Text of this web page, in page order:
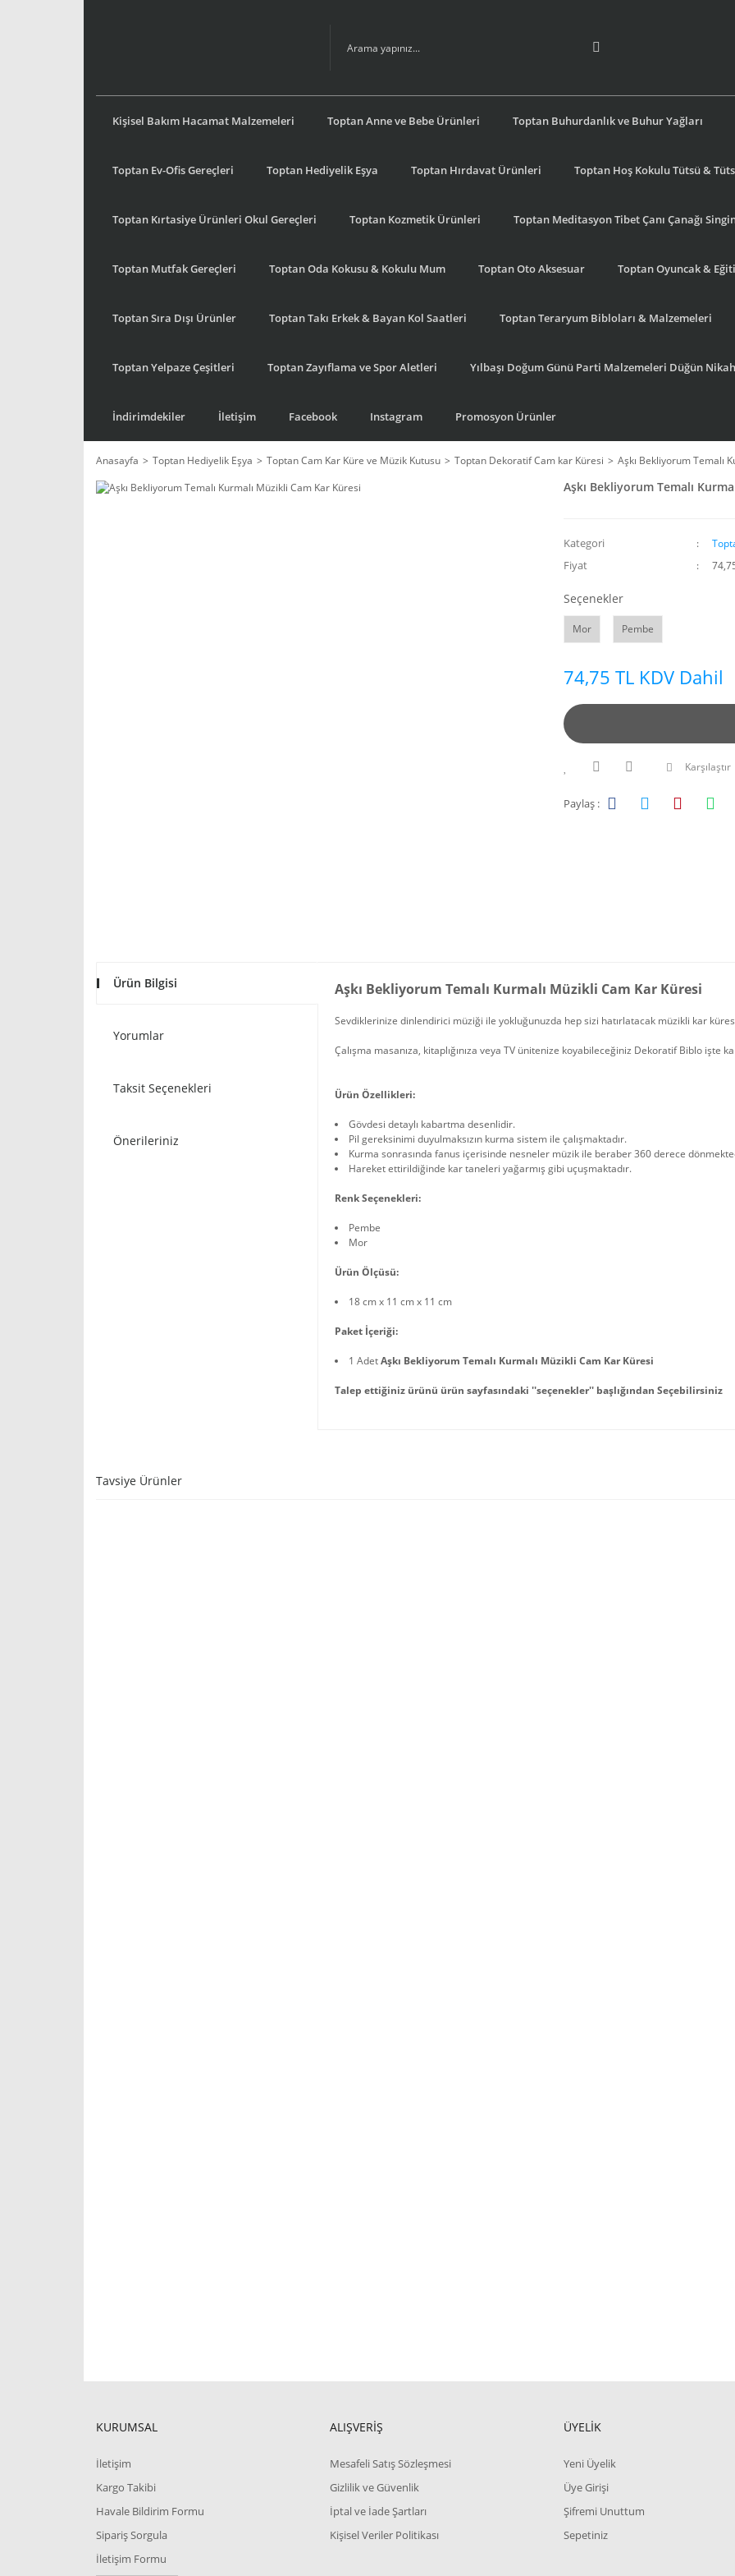
Kişisel Bakım Hacamat Malzemeleri Toptan Anne ve Bebe Ürünleri Toptan Buhurdanlık ve Buhur Yağları
Toptan Ev-Ofis Gereçleri Toptan Hediyelik Eşya Toptan Hırdavat Ürünleri Toptan Hoş Kokulu Tütsü &
Toptan Kırtasiye Ürünleri Okul Gereçleri Toptan Kozmetik Ürünleri Toptan Meditasyon Tibet Çanı Çanağı
Toptan Mutfak Gereçleri Toptan Oda Kokusu & Kokulu Mum Toptan Oto Aksesuar Toptan Oyuncak &
Toptan Sıra Dışı Ürünler Toptan Takı Erkek & Bayan Kol Saatleri Toptan Teraryum Bibloları & Malzemeleri
Toptan Yelpaze Çeşitleri Toptan Zayıflama ve Spor Aletleri Yılbaşı Doğum Günü Parti Malzemeleri Düğün
İndirimdekiler İletişim Facebook Instagram Promosyon Ürünler
Anasayfa Toptan Hediyelik Eşya Toptan Cam Kar Küre ve Müzik Kutusu Toptan Dekoratif Cam kar Küresi Aşkı Bekliyorum Temalı
Aşkı Bekliyorum Temalı
Kategori
Fiyat
Seçenekler
Mor Pembe
74,75 TL KDV Dahil
Karşılaştır
Paylaş :
Ürün Bilgisi
Yorumlar
Taksit Seçenekleri
Önerileriniz
Aşkı Bekliyorum Temalı Kurmalı Müzikli Cam Kar Küresi
Sevdiklerinize dinlendirici müziği ile yokluğunuzda hep sizi hatırlatacak müzikli kar
Çalışma masanıza, kitaplığınıza veya TV ünitenize koyabileceğiniz Dekoratif Biblo işte
Ürün Özellikleri:
Gövdesi detaylı kabartma desenlidir.
Pil gereksinimi duyulmaksızın kurma sistem ile çalışmaktadır.
Kurma sonrasında fanus içerisinde nesneler müzik ile beraber 360 derece
Hareket ettirildiğinde kar taneleri yağarmış gibi uçuşmaktadır.
Renk Seçenekleri:
Pembe
Mor
Ürün Ölçüsü:
18 cm x 11 cm x 11 cm
Paket İçeriği:
1 AdetAşkı Bekliyorum Temalı Kurmalı Müzikli Cam Kar Küresi
Talep ettiğiniz ürünü ürün sayfasındaki ''seçenekler'' başlığından Seçebilirsiniz
Tavsiye Ürünler
KURUMSAL
İletişim
Kargo Takibi
Havale Bildirim Formu
Sipariş Sorgula
İletişim Formu
ALIŞVERİŞ
Mesafeli Satış Sözleşmesi
Gizlilik ve Güvenlik
İptal ve İade Şartları
Kişisel Veriler Politikası
ÜYELİK
Yeni Üyelik
Üye Girişi
Şifremi Unuttum
Sepetiniz